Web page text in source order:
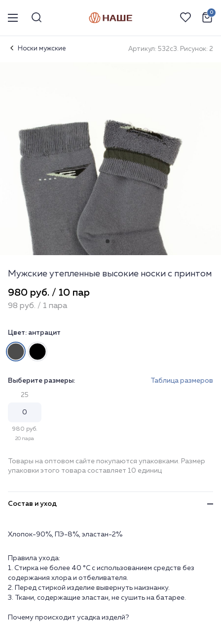
0
Носки мужские Артикул: 532с3. Рисунок: 2
Мужские утепленные высокие носки с принтом
980 руб. / 10 пар
98 руб. / 1 пара
Цвет: антрацит
Выберите размеры: Таблица размеров
25
980 руб.
20 пара
Товары на оптовом сайте покупаются упаковками. Размер
упаковки этого товара составляет 10 единиц
Состав и уход
Хлопок-90%, ПЭ-8%, эластан-2%
Правила ухода:
1. Стирка не более 40 °C с использованием средств без
содержания хлора и отбеливателя.
2. Перед стиркой изделие вывернуть наизнанку.
3. Ткани, содержащие эластан, не сушить на батарее.
Почему происходит усадка изделй?